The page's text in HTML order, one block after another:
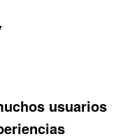
usuarios